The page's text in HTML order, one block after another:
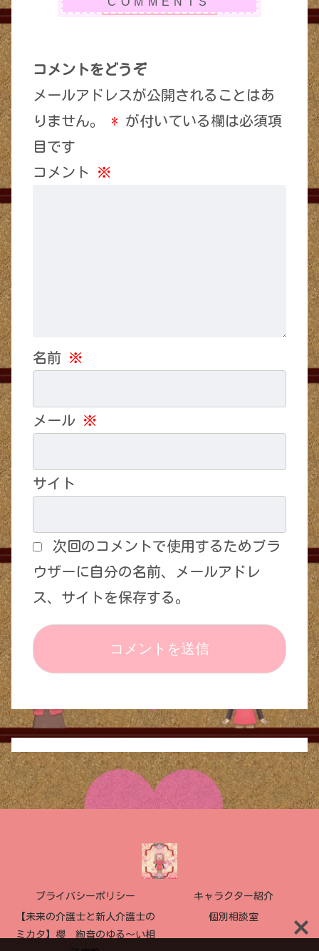
コメントをどうぞ
メールアドレスが公開されることはあ
りません。
* が付いている欄は必須項
目です
コメント ※
名前 ※
メール ※
サイト
次回のコメントで使用するためブラ
ウザーに自分の名前、メールアドレ
ス、サイトを保存する。
プライバシーポリシー キャラクター紹介
【未来の介護士と新人介護士の
ミカタ】櫻 絢音のゆる〜い相
個別相談室